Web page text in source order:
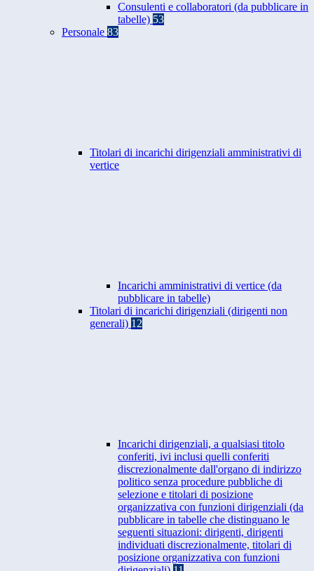
Consulenti e collaboratori (da pubblicare in
tabelle) 53
Personale 83
Titolari di incarichi dirigenziali amministrativi di
vertice
Incarichi amministrativi di vertice (da
pubblicare in tabelle)
Titolari di incarichi dirigenziali (dirigenti non
generali) 12
Incarichi dirigenziali, a qualsiasi titolo
conferiti, ivi inclusi quelli conferiti
discrezionalmente dall'organo di indirizzo
politico senza procedure pubbliche di
selezione e titolari di posizione
organizzativa con funzioni dirigenziali (da
pubblicare in tabelle che distinguano le
seguenti situazioni: dirigenti, dirigenti
individuati discrezionalmente, titolari di
posizione organizzativa con funzioni